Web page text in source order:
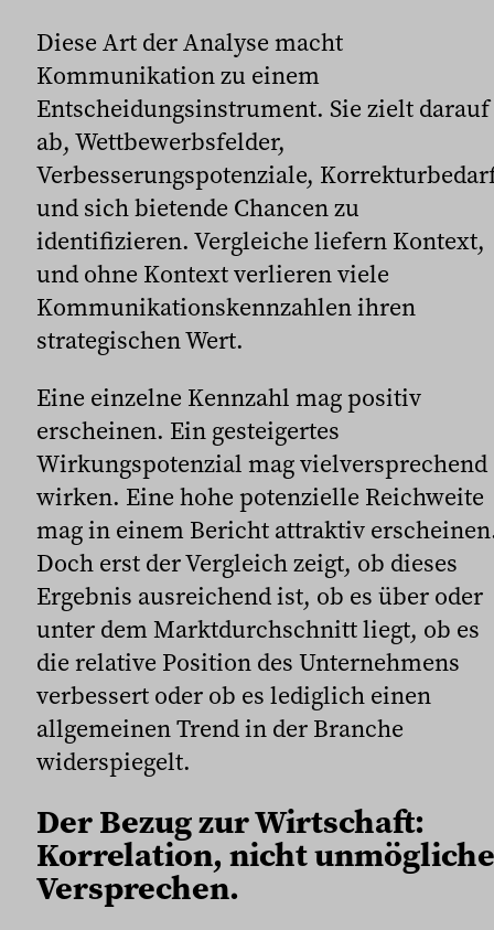
Diese Art der Analyse macht
Kommunikation zu einem
Entscheidungsinstrument. Sie zielt darauf
ab, Wettbewerbsfelder,
Verbesserungspotenziale,
und sich bietende Chancen zu
identifizieren. Vergleiche liefern Kontext,
und ohne Kontext verlieren viele
Kommunikationskennzahlen ihren
strategischen Wert.
Eine einzelne Kennzahl mag positiv
erscheinen. Ein gesteigertes
Wirkungspotenzial mag vielversprechend
wirken. Eine hohe potenzielle Reichweite
mag in einem Bericht attraktiv
Doch erst der Vergleich zeigt, ob dieses
Ergebnis ausreichend ist, ob es über oder
unter dem Marktdurchschnitt liegt, ob es
die relative Position des Unternehmens
verbessert oder ob es lediglich einen
allgemeinen Trend in der Branche
widerspiegelt.
Der Bezug zur Wirtschaft:
Korrelation, nicht unmögliche
Versprechen.